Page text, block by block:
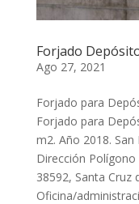
Forjado
Ago 27, 2021
Forjado para
Forjado para
m2. Año 2018.
Dirección Polígono
38592, Santa Cruz
Oficina/